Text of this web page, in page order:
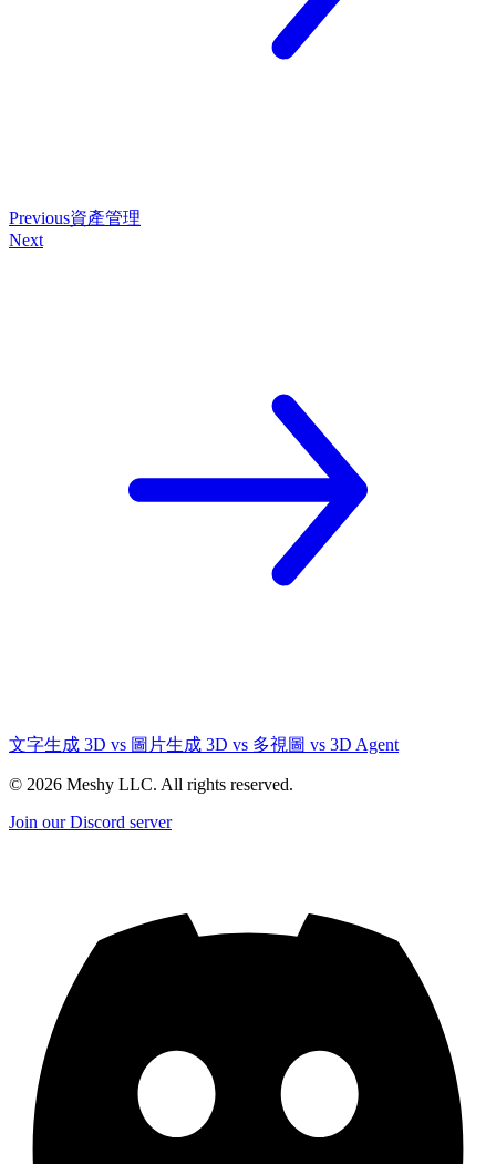
Previous資產管理
Next
文字生成 3D vs 圖片生成 3D vs 多視圖 vs 3D Agent
© 2026 Meshy LLC. All rights reserved.
Join our Discord server